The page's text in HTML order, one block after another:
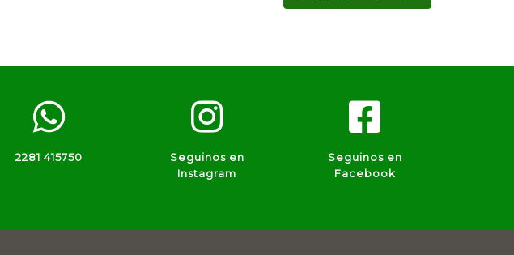
2281 415750
Seguinos en
Instagram
Seguinos en
Facebook